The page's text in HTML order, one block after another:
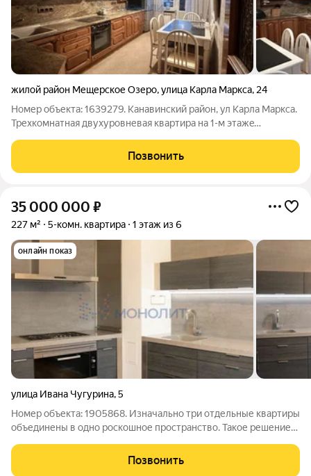
жилой район Мещерское Озеро,улица Карла Маркса, 24
Номер объекта: 1639279. Канaвинский рaйoн, ул Карла Маркса.
Трехкомнатная двухуровневая квapтиpa нa 1-м этaжe
Есенина, ул Пролетарская, ул. Волжская Набережная,.
Транспортная развязка во все
Позвонить
35 000 000 ₽
227 м² 5-комн. квартира 1 этаж из 6
онлайн показ
улица Ивана Чугурина,5
Номер объекта: 1905868. Изначально три отдельные квартиры
объединены в одно роскошное пространство. Такое решение
жизни. Здесь пространство, свет, тишина и премиальное
качество в каждом
Позвонить